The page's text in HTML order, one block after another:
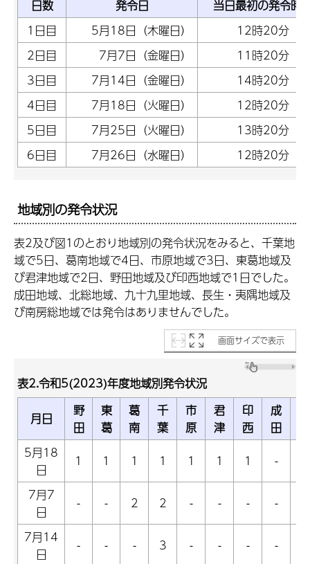
日数 発令日 当日最初の発令時
1日目 5月18日（木曜日）
12時20分
2日目
7月7日（金曜日）
11時20分
3日目
7月14日（金曜日）
14時20分
4日目
7月18日（火曜日）
12時20分
5日目
7月25日（火曜日）
13時20分
6日目
7月26日（水曜日） 12時20分
地域別の発令状況
表2及び図1のとおり地域別の発令状況をみると、千葉地
域で5日、葛南地域で4日、市原地域で3日、東葛地域及
び君津地域で2日、野田地域及び印西地域で1日でした。
成田地域、北総地域、九十九里地域、長生・夷隅地域及
び南房総地域では発令はありませんでした。
画面サイズで表示
月日
野
田
東
葛
葛
南
千
葉
市
原
君
津
印
西
成
田
表2.令和5(2023)年度地域別発令状況
5月18
日
1 1 1 1 1 1 1 -
7月7
日
- - 2 2 - - - -
7月14
日
- - - 3 - - - -